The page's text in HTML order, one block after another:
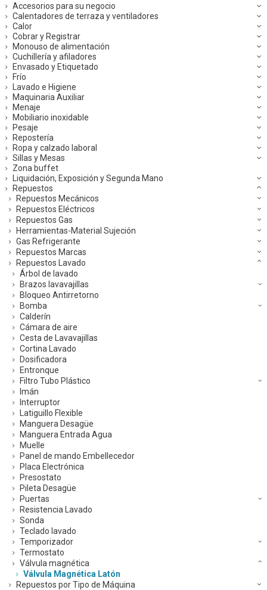
Accesorios para su negocio
Calentadores de terraza y ventiladores
Calor
Cobrar y Registrar
Monouso de alimentación
Cuchillería y afiladores
Envasado y Etiquetado
Frío
Lavado e Higiene
Maquinaria Auxiliar
Menaje
Mobiliario inoxidable
Pesaje
Repostería
Ropa y calzado laboral
Sillas y Mesas
Zona buffet
Liquidación, Exposición y Segunda Mano
Repuestos
Repuestos Mecánicos
Repuestos Eléctricos
Repuestos Gas
Herramientas-Material Sujeción
Gas Refrigerante
Repuestos Marcas
Repuestos Lavado
Árbol de lavado
Brazos lavavajillas
Bloqueo Antirretorno
Bomba
Calderín
Cámara de aire
Cesta de Lavavajillas
Cortina Lavado
Dosificadora
Entronque
Filtro Tubo Plástico
Imán
Interruptor
Latiguillo Flexible
Manguera Desagüe
Manguera Entrada Agua
Muelle
Panel de mando Embellecedor
Placa Electrónica
Presostato
Pileta Desagüe
Puertas
Resistencia Lavado
Sonda
Teclado lavado
Temporizador
Termostato
Válvula magnética
Válvula Magnética Latón
Repuestos por Tipo de Máquina